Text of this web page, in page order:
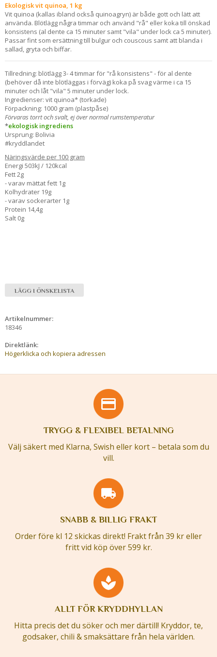
Ekologisk vit quinoa, 1 kg
Vit quinoa (kallas ibland också quinoagryn) är både gott och lätt att
använda. Blötlägg några timmar och använd "rå" eller koka till önskad
konsistens (al dente ca 15 minuter samt "vila" under lock ca 5 minuter).
Passar fint som ersättning till bulgur och couscous samt att blanda i
sallad, gryta och biffar.
Tillredning: blötlägg 3- 4 timmar för "rå konsistens" - för al dente
(behöver då inte blötläggas i förväg) koka på svag värme i ca 15
minuter och låt "vila" 5 minuter under lock.
Ingredienser: vit quinoa* (torkade)
Förpackning: 1000 gram (plastpåse)
Förvaras torrt och svalt, ej över normal rumstemperatur
*ekologisk ingrediens
Ursprung: Bolivia
#kryddlandet
Näringsvärde per 100 gram
Energi 503kJ / 120kcal
Fett 2g
- varav mättat fett 1g
Kolhydrater 19g
- varav sockerarter 1g
Protein 14,4g
Salt 0g
LÄGG I ÖNSKELISTA
Artikelnummer:
18346
Direktlänk:
Högerklicka och kopiera adressen
TRYGG & FLEXIBEL BETALNING
Välj säkert med Klarna, Swish eller kort – betala som du
vill.
SNABB & BILLIG FRAKT
Order före kl 12 skickas direkt! Frakt från 39 kr eller
fritt vid köp över 599 kr.
ALLT FÖR KRYDDHYLLAN
Hitta precis det du söker och mer därtill! Kryddor, te,
godsaker, chili & smaksättare från hela världen.